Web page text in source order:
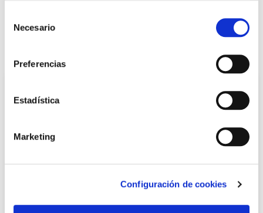
Necesario
Preferencias
Estadística
Marketing
Configuración de cookies
TOP VENTAS